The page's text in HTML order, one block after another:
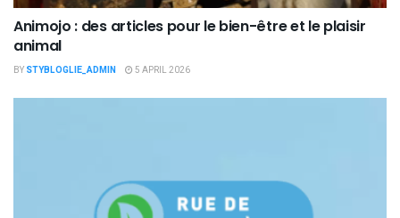
Animojo : des articles pour le bien-être et le plaisir
animal
BY STYBLOGLIE_ADMIN 5 APRIL 2026